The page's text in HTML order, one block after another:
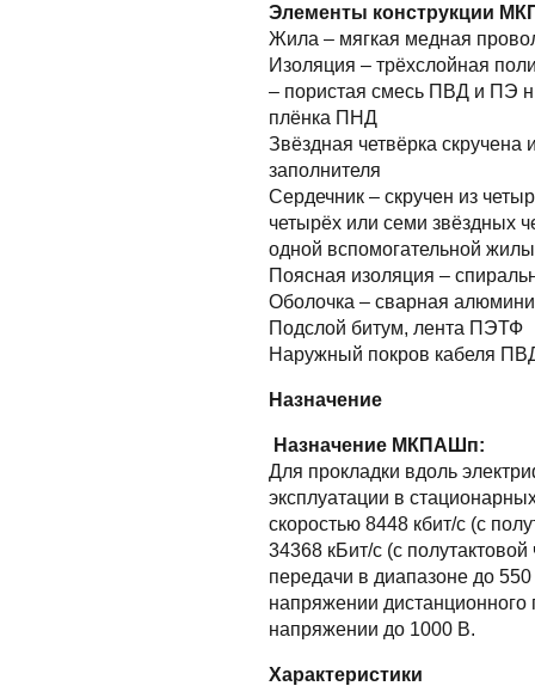
Элементы конструкции
Жила – мягкая медная
Изоляция – трёхслойная
– пористая смесь ПВД и ПЭ
плёнка ПНД
Звёздная четвёрка скручена
заполнителя
Сердечник – скручен из
четырёх или семи звёздных
одной вспомогательной
Поясная изоляция –
Оболочка – сварная
Подслой битум, лента ПЭТФ
Наружный покров кабеля
Назначение
Назначение МКПАШп:
Для прокладки вдоль
эксплуатации в
скоростью 8448 кбит/с (с
34368 кБит/с (с
передачи в диапазоне до
напряжении
напряжении до 1000 В.
Характеристики